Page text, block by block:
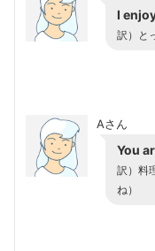
I
訳） と
Aさん
You
訳） 料
ね）